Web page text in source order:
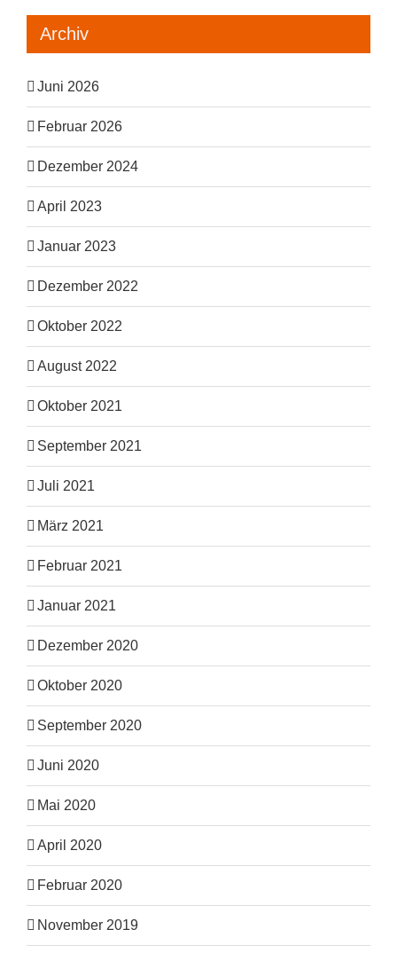
Archiv
Juni 2026
Februar 2026
Dezember 2024
April 2023
Januar 2023
Dezember 2022
Oktober 2022
August 2022
Oktober 2021
September 2021
Juli 2021
März 2021
Februar 2021
Januar 2021
Dezember 2020
Oktober 2020
September 2020
Juni 2020
Mai 2020
April 2020
Februar 2020
November 2019